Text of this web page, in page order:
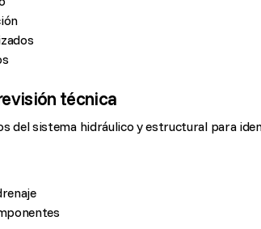
técnica
del sistema hidráulico y estructural para